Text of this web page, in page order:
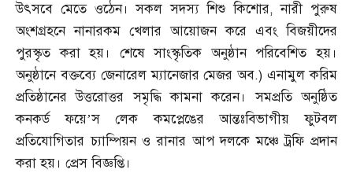
উৎসবে মেতে ওঠেন। সকল সদস্য শিশু কিশোর,নারী পুরুষ
অংশগ্রহনে নানারকম খেলার আয়োজন করে এবং বিজয়ীদের
পুরস্কৃত করা হয়। শেষে সাংস্কৃতিক অনুষ্ঠান পরিবেশিত হয়।
অনুষ্ঠানে বক্তব্যে জেনারেল ম্যানেজার মেজর অব.)এনামুল করিম
প্রতিষ্ঠানের উত্তরোত্তর সমৃদ্ধি কামনা করেন। সমপ্রতি অনুষ্ঠিত
কনকর্ড ফয়ে’স লেক কমপ্লেঙের আন্তঃবিভাগীয় ফুটবল
প্রতিযোগিতার চ্যাম্পিয়ন ও রানার আপ দলকে মঞ্চে ট্রফি প্রদান
করা হয়। প্রেস বিজ্ঞপ্তি।